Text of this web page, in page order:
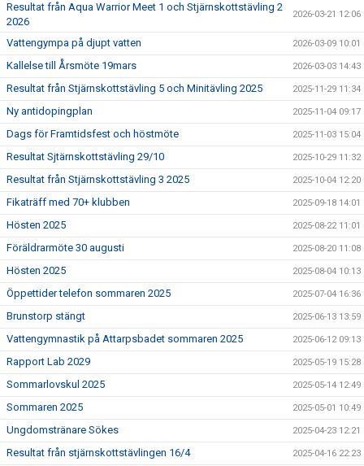
Resultat från Aqua Warrior Meet 1 och Stjärnskottstävling 2
2026
2026-03-21 12:06
Vattengympa på djupt vatten 2026-03-09 10:01
Kallelse till Årsmöte 19mars 2026-03-03 14:43
Resultat från Stjärnskottstävling 5 och Minitävling 2025 2025-11-29 11:34
Ny antidopingplan 2025-11-04 09:17
Dags för Framtidsfest och höstmöte 2025-11-03 15:04
Resultat Sjtärnskottstävling 29/10 2025-10-29 11:32
Resultat från Stjärnskottstävling 3 2025 2025-10-04 12:20
Fikaträff med 70+ klubben 2025-09-18 14:01
Hösten 2025 2025-08-22 11:01
Föräldrarmöte 30 augusti 2025-08-20 11:08
Hösten 2025 2025-08-04 10:13
Öppettider telefon sommaren 2025 2025-07-04 16:36
Brunstorp stängt 2025-06-13 13:59
Vattengymnastik på Attarpsbadet sommaren 2025 2025-06-12 09:13
Rapport Lab 2029 2025-05-19 15:28
Sommarlovskul 2025 2025-05-14 12:49
Sommaren 2025 2025-05-01 10:49
Ungdomstränare Sökes 2025-04-23 12:21
Resultat från stjärnskottstävlingen 16/4 2025-04-16 22:23